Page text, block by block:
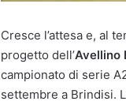
Cresce l’attesa e, al
progetto dell’Avellino
campionato di serie
settembre a Brindisi.